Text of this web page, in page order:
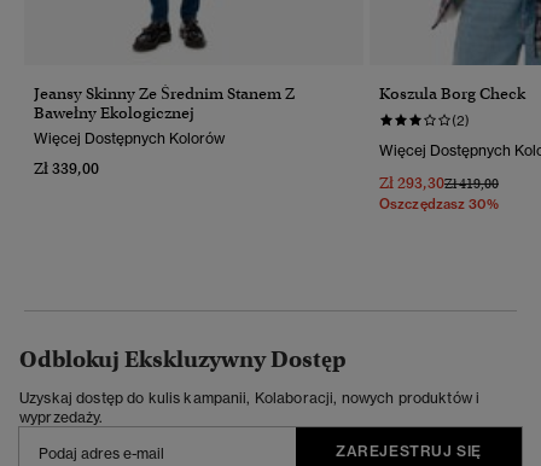
Jeansy Skinny Ze Średnim Stanem Z
Bawełny Ekologicznej
Więcej Dostępnych Kolorów
Zł 339,00
Koszula Borg Check
(2)
Więcej Dostępnych
Zł 293,30Cena
Zł 419,00Do
Oszczędzasz 30%
Odblokuj Ekskluzywny Dostęp
Uzyskaj dostęp do kulis kampanii, Kolaboracji, nowych produktów i
wyprzedaży.
ZAREJESTRUJ SIĘ